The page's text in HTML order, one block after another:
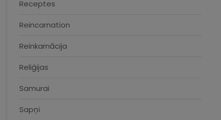
Receptes
Reincarnation
Reinkarnācija
Reliģijas
Samurai
Sapņi